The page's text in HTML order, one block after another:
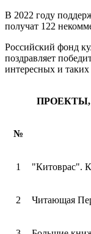
В 2022 году
получат 122
Российский фонд
поздравляет
интересных и
№
1 "Китоврас".
2 Читающая